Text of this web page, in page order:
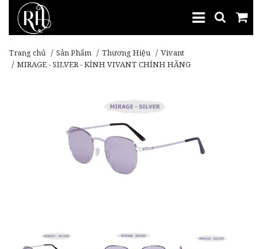
Trang chủ Sản Phẩm Thương Hiệu
Vivant
MIRAGE - SILVER - KÍNH VIVANT CHÍNH HÃNG